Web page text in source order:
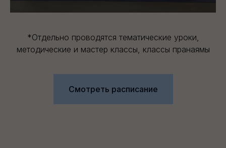
*Отдельно проводятся тематические уроки,
методические и мастер классы, классы пранаямы
Смотреть расписание